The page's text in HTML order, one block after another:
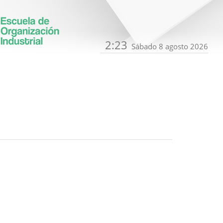
2:23 Sábado 8 agosto 2026